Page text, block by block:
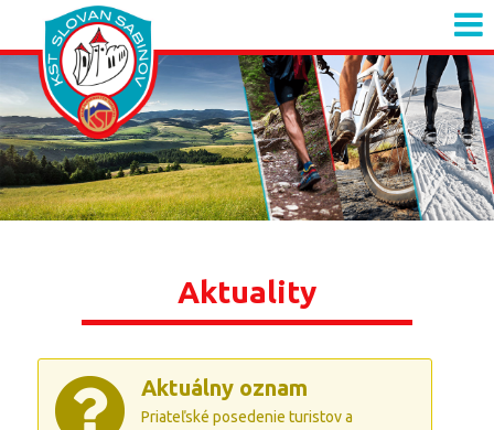
Aktuality
Aktuálny oznam
Priateľské posedenie turistov a